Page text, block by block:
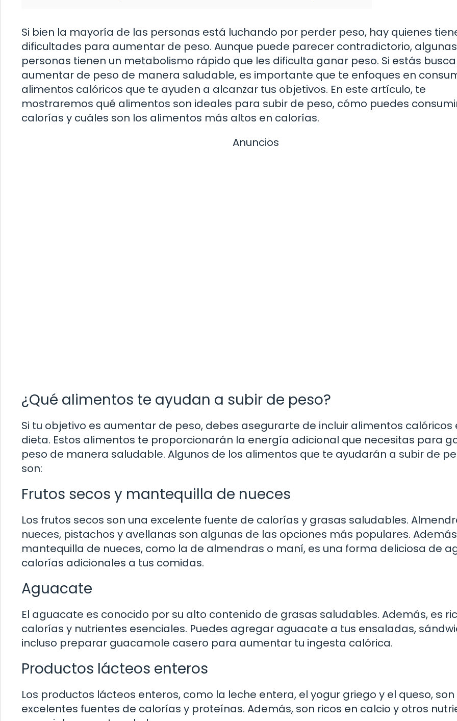
Si bien la mayoría de las personas está luchando por perder peso, hay quienes
dificultades para aumentar de peso. Aunque puede parecer contradictorio, algunas
personas tienen un metabolismo rápido que les dificulta ganar peso. Si estás
aumentar de peso de manera saludable, es importante que te enfoques en
alimentos calóricos que te ayuden a alcanzar tus objetivos. En este artículo, te
mostraremos qué alimentos son ideales para subir de peso, cómo puedes
calorías y cuáles son los alimentos más altos en calorías.
Anuncios
¿Qué alimentos te ayudan a subir de peso?
Si tu objetivo es aumentar de peso, debes asegurarte de incluir alimentos calóricos
dieta. Estos alimentos te proporcionarán la energía adicional que necesitas para
peso de manera saludable. Algunos de los alimentos que te ayudarán a subir de
son:
Frutos secos y mantequilla de nueces
Los frutos secos son una excelente fuente de calorías y grasas saludables.
nueces, pistachos y avellanas son algunas de las opciones más populares.
mantequilla de nueces, como la de almendras o maní, es una forma deliciosa de
calorías adicionales a tus comidas.
Aguacate
El aguacate es conocido por su alto contenido de grasas saludables. Además, es
calorías y nutrientes esenciales. Puedes agregar aguacate a tus ensaladas,
incluso preparar guacamole casero para aumentar tu ingesta calórica.
Productos lácteos enteros
Los productos lácteos enteros, como la leche entera, el yogur griego y el queso, son
excelentes fuentes de calorías y proteínas. Además, son ricos en calcio y otros